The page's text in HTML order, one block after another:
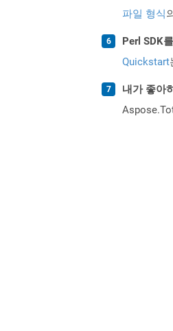
파일 형식
Perl SDK
Quickstart
내가 좋아